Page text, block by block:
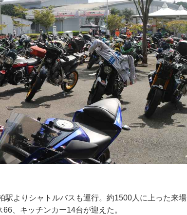
駅よりシャトルバスも運行。約1500人に上った来場
、キッチンカー14台が迎えた。